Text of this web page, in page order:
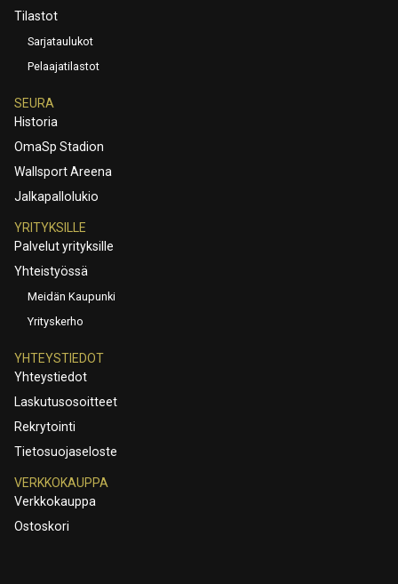
Tilastot
Sarjataulukot
Pelaajatilastot
SEURA
Historia
OmaSp Stadion
Wallsport Areena
Jalkapallolukio
YRITYKSILLE
Palvelut yrityksille
Yhteistyössä
Meidän Kaupunki
Yrityskerho
YHTEYSTIEDOT
Yhteystiedot
Laskutusosoitteet
Rekrytointi
Tietosuojaseloste
VERKKOKAUPPA
Verkkokauppa
Ostoskori